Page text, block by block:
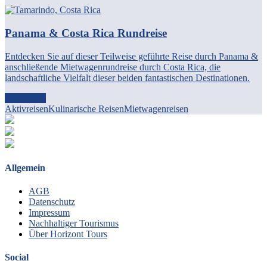
Panama & Costa Rica Rundreise
Entdecken Sie auf dieser Teilweise geführte Reise durch Panama &
anschließende Mietwagenrundreise durch Costa Rica, die
landschaftliche Vielfalt dieser beiden fantastischen Destinationen.
AktivreisenKulinarische ReisenMietwagenreisen
Allgemein
AGB
Datenschutz
Impressum
Nachhaltiger Tourismus
Über Horizont Tours
Social